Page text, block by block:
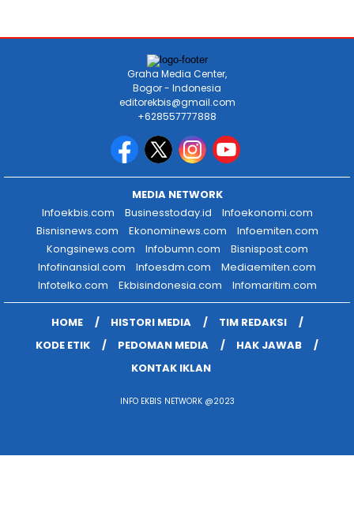
Graha Media Center,
Bogor - Indonesia
editorekbis@gmail.com
+628557777888
MEDIA NETWORK
Infoekbis.com
Businesstoday.id
Infoekonomi.com
Bisnisnews.com
Ekonominews.com
Infoemiten.com
Kongsinews.com
Infobumn.com
Bisnispost.com
Infofinansial.com
Infoesdm.com
Mediaemiten.com
Infotelko.com
Ekbisindonesia.com Infomaritim.com
HOME HISTORI MEDIA
TIM REDAKSI
KODE ETIK
PEDOMAN MEDIA
HAK JAWAB
KONTAK IKLAN
INFO EKBIS NETWORK @2023